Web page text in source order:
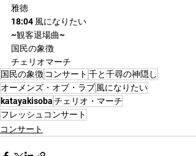
雅徳
18:04 風になりたい
~観客退場曲~
国民の象徴
チェリオマーチ
国民の象徴 コンサート 千と千尋の神隠し
オーメンズ・オブ・ラブ風になりたい
katayakisobaチェリオ・マーチ
フレッシュコンサート
コンサート